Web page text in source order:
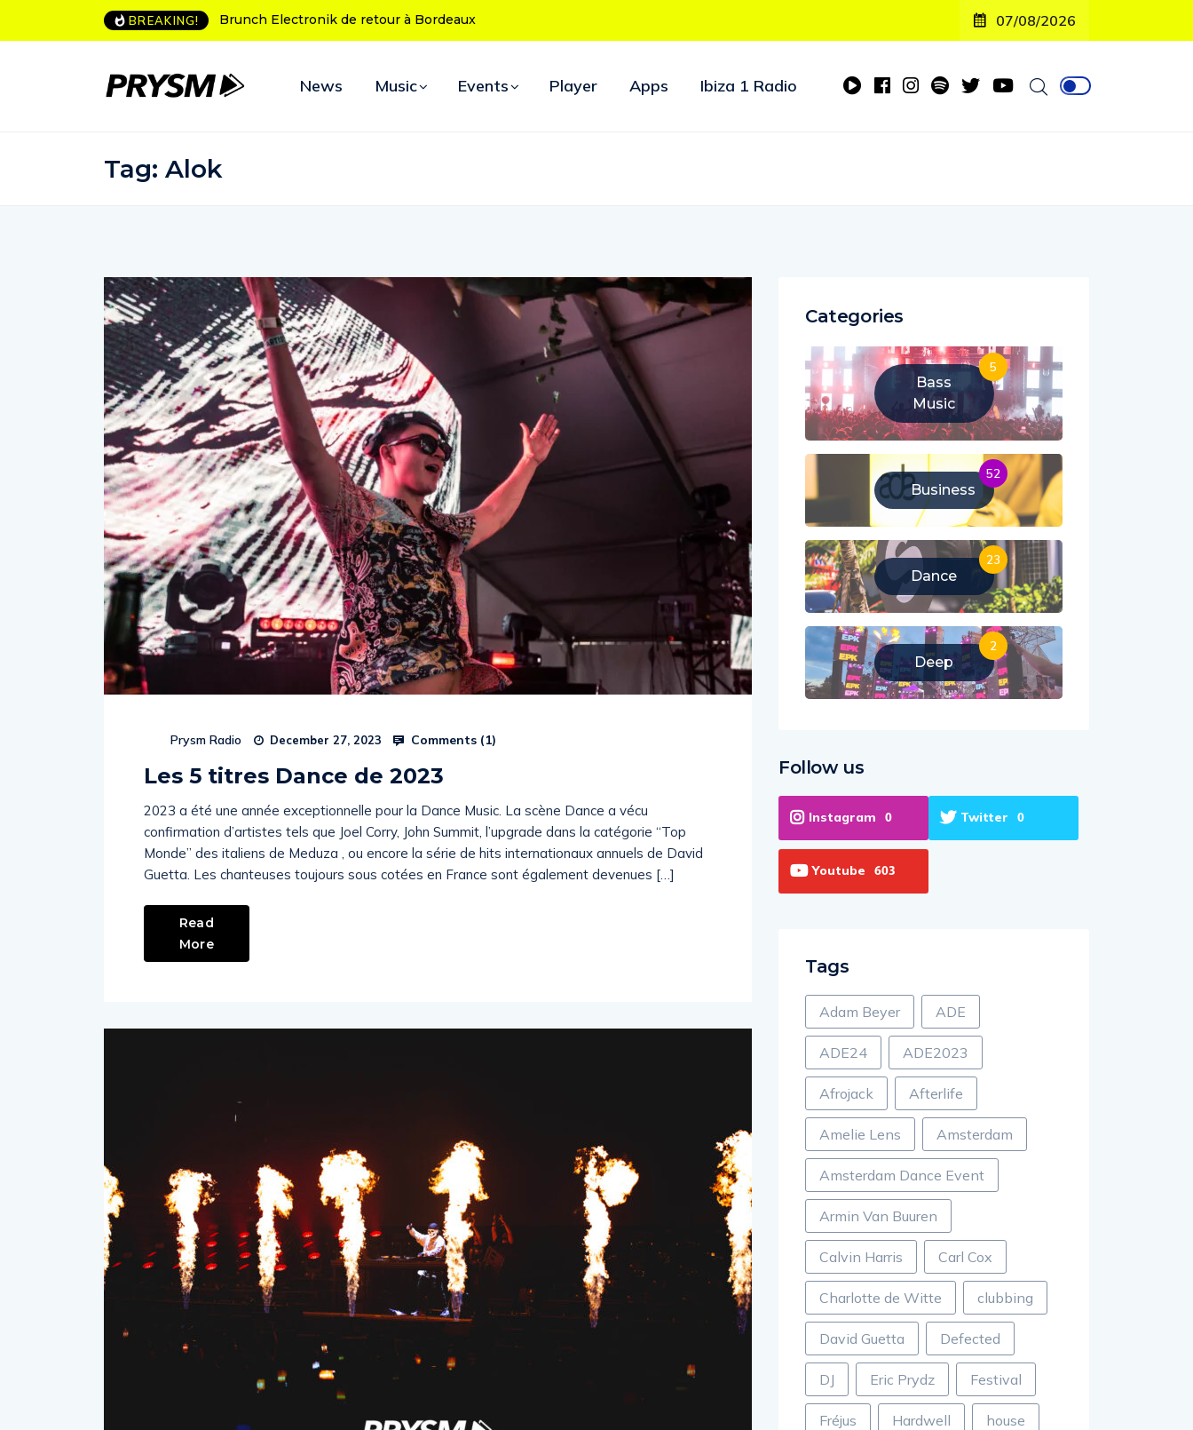
BREAKING! L’Amnesia Ibiza fête ses 50 ans : le programme des soirées d’ouverture 07/08/2026
News Music Events Player Apps Ibiza 1 Radio
Tag: Alok
Prysm Radio December 27, 2023 Comments (1)
Les 5 titres Dance de 2023
2023 a été une année exceptionnelle pour la Dance Music. La scène Dance a vécu
confirmation d’artistes tels que Joel Corry, John Summit, l’upgrade dans la catégorie “Top
Monde” des italiens de Meduza , ou encore la série de hits internationaux annuels de David
Guetta. Les chanteuses toujours sous cotées en France sont également devenues […]
Read
More
Categories
Bass
Music
5
Business
52
Dance
23
Deep
2
Follow us
Instagram 0 Twitter 0
Youtube 603
Tags
Adam Beyer ADE
ADE24 ADE2023
Afrojack Afterlife
Amelie Lens Amsterdam
Amsterdam Dance Event
Armin Van Buuren
Calvin Harris Carl Cox
Charlotte de Witte clubbing
David Guetta Defected
DJ Eric Prydz Festival
Fréjus Hardwell house